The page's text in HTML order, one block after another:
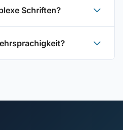
Schriften?